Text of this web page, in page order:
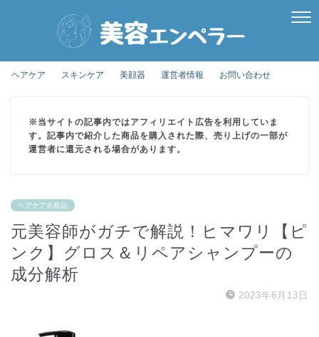
ヘアケア スキンケア 美顔器 運営者情報 お問い合わせ
※当サイトの記事内ではアフィリエイト広告を利用していま
す。記事内で紹介した商品を購入された際、売り上げの一部が
運営者に還元される場合があります。
ヘアケア化粧品
元美容師がガチで解説！ヒマワリ【ピ
ンク】グロス＆リペアシャンプーの
成分解析
2023年6月13日